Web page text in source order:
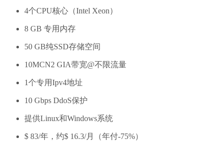
4个CPU核心（Intel Xeon）
8 GB 专用内存
50 GB纯SSD存储空间
10MCN2 GIA带宽@不限流量
1个专用Ipv4地址
10 Gbps DdoS保护
提供Linux和Windows系统
$ 83/年，约$ 16.3/月（年付-75%）